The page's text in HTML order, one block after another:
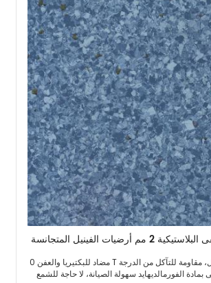
أرضيات الفينيل المتجانسة
مقاومة ممتازة للتآكل، مقاومة للتآكل من الدرجة T مضاد للبكتيريا والعفن 0
الفورمالديهايد سهولة الصيانة، لا حاجة للشمع